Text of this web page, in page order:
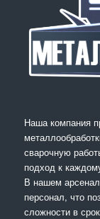
Наша компания
сварочную
подход к
В нашем
персонал, что
сложности в